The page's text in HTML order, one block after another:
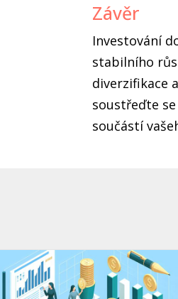
Závěr
Investování
stabilního
diverzifikace
soustřeďte
součástí